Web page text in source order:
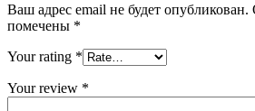
Ваш адрес email не будет опубликован.
помечены *
Your rating *
Your review *